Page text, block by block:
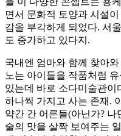
면서 문화적 토양과 시설
감을 부각하게 되었다. 서
도 증가하고 있다지.
국내엔 엄마와 함께 찾아
노는 아이들을 작품처럼
있는데 바로 소다미술관이
하나씩 가지고 사는 존재.
약간 간 어른들(아닌가? 나
술의 맛을 살짝 보여주는